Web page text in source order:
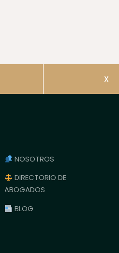
X
NOSOTROS
DIRECTORIO DE
ABOGADOS
BLOG